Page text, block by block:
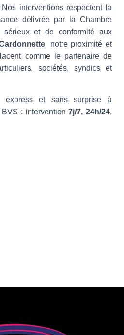
interventions respectent la
délivrée par la Chambre
et de conformité aux
, notre proximité et
comme le partenaire de
sociétés, syndics et
express et sans surprise à
BVS : intervention7j/7, 24h/24,